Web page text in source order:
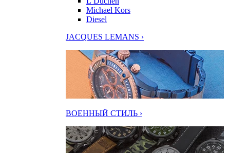
Michael Kors
Diesel
JACQUES LEMANS ›
ВОЕННЫЙ СТИЛЬ ›